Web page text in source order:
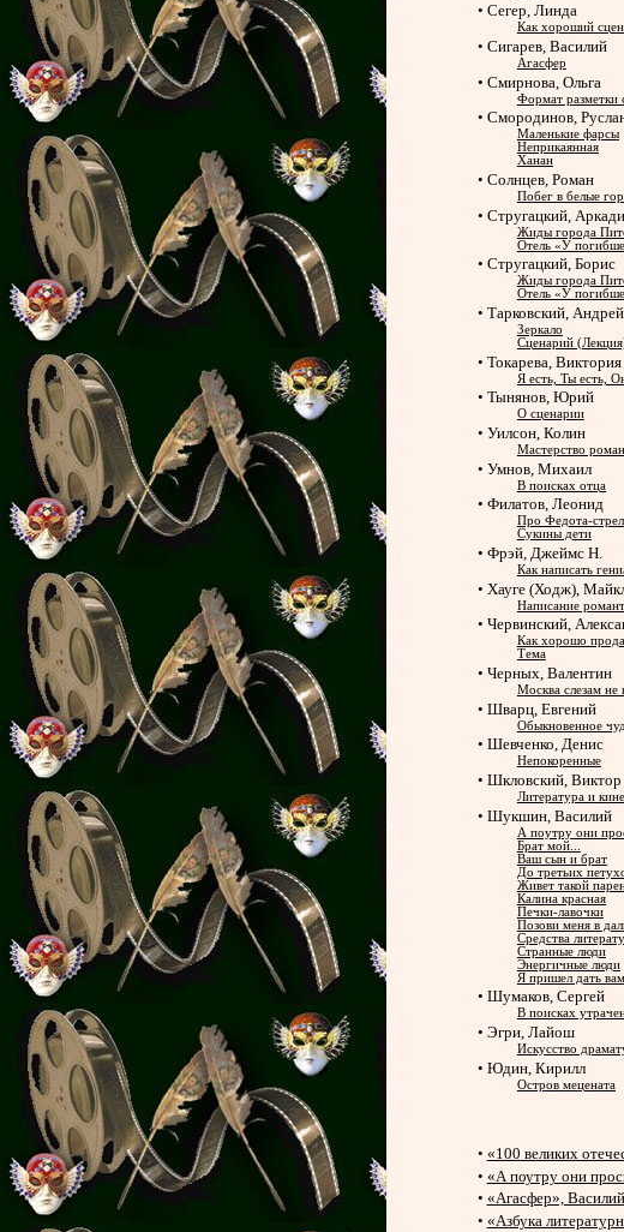
• Сегер, Линда
Как хороший
• Сигарев, Василий
Агасфер
• Смирнова, Ольга
Формат разметки
• Смородинов,
Маленькие фарсы
Неприкаянная
Ханан
• Солнцев, Роман
Побег в белые
• Стругацкий,
Жиды города
Отель «У
• Стругацкий, Борис
Жиды города
Отель «У
• Тарковский, Андрей
Зеркало
Сценарий
• Токарева, Виктория
Я есть, Ты есть,
• Тынянов, Юрий
О сценарии
• Уилсон, Колин
Мастерство
• Умнов, Михаил
В поисках отца
• Филатов, Леонид
Про Федота-
Сукины дети
• Фрэй, Джеймс Н.
Как написать
• Хауге (Ходж),
Написание
• Червинский,
Как хорошо
Тема
• Черных, Валентин
Москва слезам не
• Шварц, Евгений
Обыкновенное
• Шевченко, Денис
Непокоренные
• Шкловский, Виктор
Литература и
• Шукшин, Василий
А поутру они
Брат мой...
Ваш сын и брат
До третьих
Живет такой
Калина красная
Печки-лавочки
Позови меня в
Средства
Странные люди
Энергичные люди
Я пришел дать
• Шумаков, Сергей
В поисках
• Эгри, Лайош
Искусство
• Юдин, Кирилл
Остров мецената
• «100 великих
• «А поутру они
• «Агасфер»,
• «Азбука